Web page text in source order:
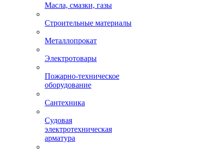
Масла, смазки, газы
Строительные материалы
Металлопрокат
Электротовары
Пожарно-техническое
оборудование
Сантехника
Судовая
электротехническая
арматура